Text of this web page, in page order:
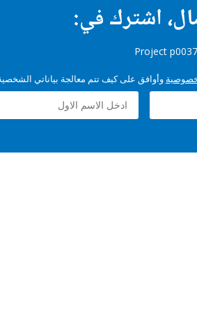
اشترك في:
وأوافق على كيف تتم معالجة بياناتي